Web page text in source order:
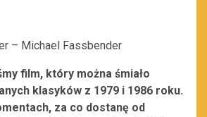
– Michael Fassbender
film, który można śmiało
klasyków z 1979 i 1986 roku.
za co dostanę od